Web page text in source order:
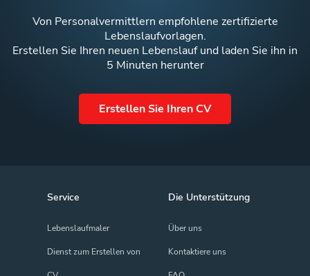
Von Personalvermittlern empfohlene zertifizierte
Lebenslaufvorlagen.
Erstellen Sie Ihren neuen Lebenslauf und laden Sie ihn in
5 Minuten herunter
Erstellen Sie Ihren CV
Service
Lebenslaufmaler
Dienst zum Erstellen von
Die Unterstützung
Über uns
Kontaktiere uns